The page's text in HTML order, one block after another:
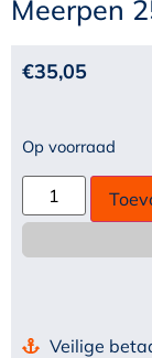
Meerpen
€35,05
Op voorraad
Veilige